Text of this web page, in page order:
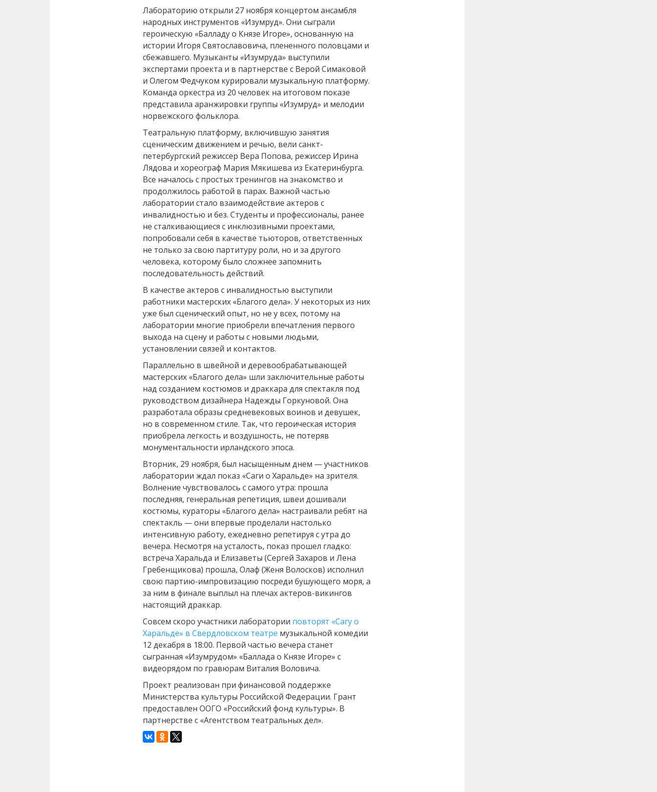
Лабораторию открыли 27 ноября концертом ансамбля
народных инструментов «Изумруд». Они сыграли
героическую «Балладу о Князе Игоре», основанную на
истории Игоря Святославовича, плененного половцами и
сбежавшего. Музыканты «Изумруда» выступили
экспертами проекта и в партнерстве с Верой Симаковой
и Олегом Федчуком курировали музыкальную платформу.
Команда оркестра из 20 человек на итоговом показе
представила аранжировки группы «Изумруд» и мелодии
норвежского фольклора.
Театральную платформу, включившую занятия
сценическим движением и речью, вели санкт-
петербургский режиссер Вера Попова, режиссер Ирина
Лядова и хореограф Мария Мякишева из Екатеринбурга.
Все началось с простых тренингов на знакомство и
продолжилось работой в парах. Важной частью
лаборатории стало взаимодействие актеров с
инвалидностью и без. Студенты и профессионалы, ранее
не сталкивающиеся с инклюзивными проектами,
попробовали себя в качестве тьюторов, ответственных
не только за свою партитуру роли, но и за другого
человека, которому было сложнее запомнить
последовательность действий.
В качестве актеров с инвалидностью выступили
работники мастерских «Благого дела». У некоторых из них
уже был сценический опыт, но не у всех, потому на
лаборатории многие приобрели впечатления первого
выхода на сцену и работы с новыми людьми,
установлении связей и контактов.
Параллельно в швейной и деревообрабатывающей
мастерских «Благого дела» шли заключительные работы
над созданием костюмов и драккара для спектакля под
руководством дизайнера Надежды Горкуновой. Она
разработала образы средневековых воинов и девушек,
но в современном стиле. Так, что героическая история
приобрела легкость и воздушность, не потеряв
монументальности ирландского эпоса.
Вторник, 29 ноября, был насыщенным днем — участников
лаборатории ждал показ «Саги о Харальде» на зрителя.
Волнение чувствовалось с самого утра: прошла
последняя, генеральная репетиция, швеи дошивали
костюмы, кураторы «Благого дела» настраивали ребят на
спектакль — они впервые проделали настолько
интенсивную работу, ежедневно репетируя с утра до
вечера. Несмотря на усталость, показ прошел гладко:
встреча Харальда и Елизаветы (Сергей Захаров и Лена
Гребенщикова) прошла, Олаф (Женя Волосков) исполнил
свою партию-импровизацию посреди бушующего моря, а
за ним в финале выплыл на плечах актеров-викингов
настоящий драккар.
Совсем скоро участники лаборатории повторят «Сагу о
Харальде» в Свердловском театре музыкальной комедии
12 декабря в 18:00. Первой частью вечера станет
сыгранная «Изумрудом» «Баллада о Князе Игоре» с
видеорядом по гравюрам Виталия Воловича.
Проект реализован при финансовой поддержке
Министерства культуры Российской Федерации. Грант
предоставлен ООГО «Российский фонд культуры». В
партнерстве с «Агентством театральных дел».